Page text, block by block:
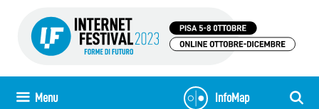
InfoMap
Menu